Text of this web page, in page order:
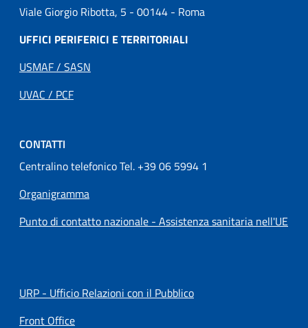
Viale Giorgio Ribotta, 5 - 00144 - Roma
UFFICI PERIFERICI E TERRITORIALI
USMAF / SASN
UVAC / PCF
CONTATTI
Centralino telefonico Tel. +39 06 5994 1
Organigramma
Punto di contatto nazionale - Assistenza sanitaria nell'UE
URP - Ufficio Relazioni con il Pubblico
Front Office